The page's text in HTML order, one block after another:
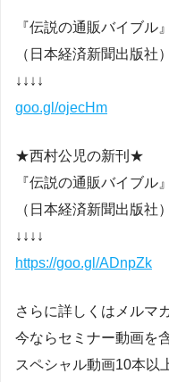
『伝説の通販バイブル』
（日本経済新聞出版社
↓↓↓↓
goo.gl/ojecHm
★西村公児の新刊★
『伝説の通販バイブル』
（日本経済新聞出版社）
↓↓↓↓
https://goo.gl/ADnpZk
さらに詳しくはメルマ
今ならセミナー動画を含
スペシャル動画10本以